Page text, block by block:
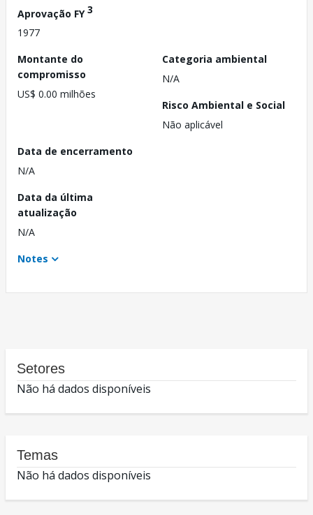
Aprovação FY3
1977
Montante do
compromisso
US$ 0.00 milhões
Categoria ambiental
N/A
Risco Ambiental e Social
Não aplicável
Data de encerramento
N/A
Data da última
atualização
N/A
Notes
Setores
Não há dados disponíveis
Temas
Não há dados disponíveis